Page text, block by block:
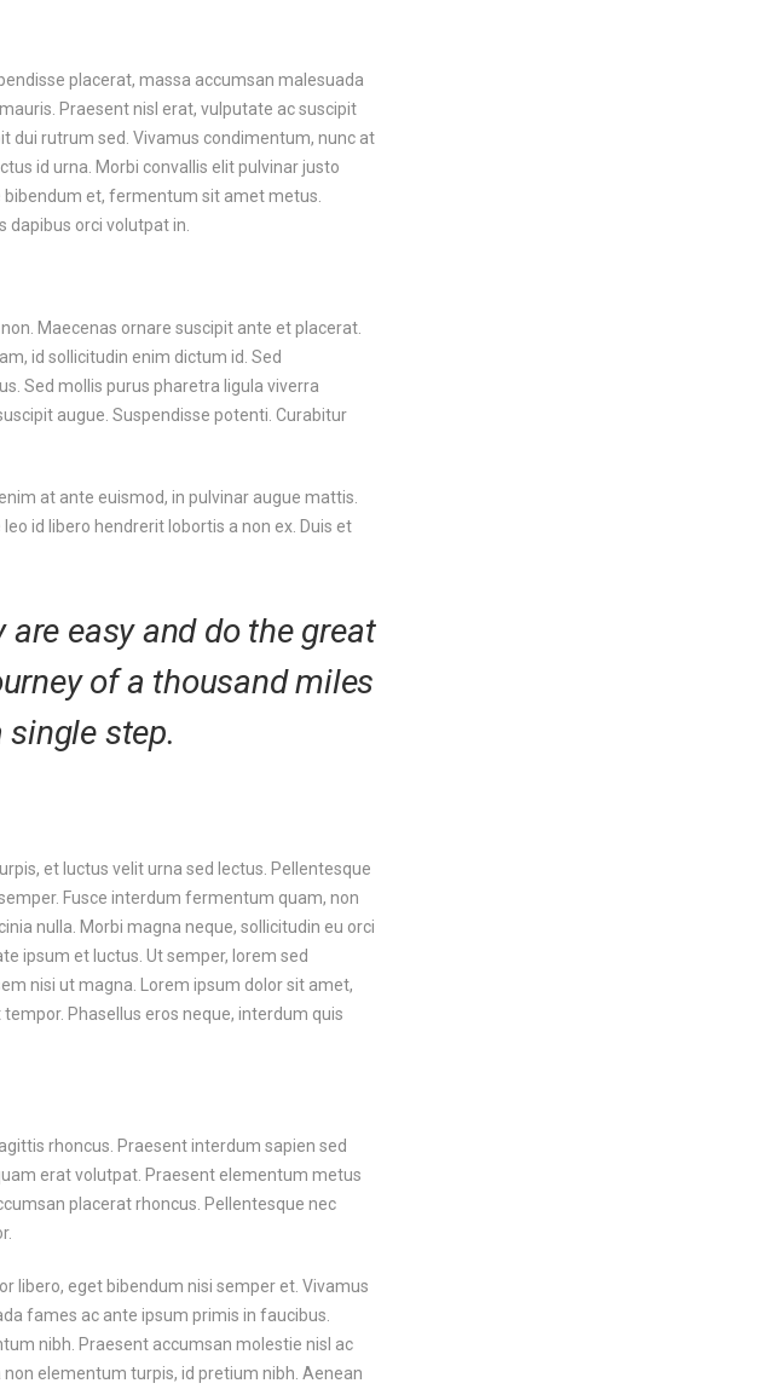
placerat, massa accumsan malesuada
Praesent nisl erat, vulputate ac suscipit
dui rutrum sed. Vivamus condimentum, nunc at
id urna. Morbi convallis elit pulvinar justo
et, fermentum sit amet metus.
dapibus orci volutpat in.
Maecenas ornare suscipit ante et placerat.
id sollicitudin enim dictum id. Sed
Sed mollis purus pharetra ligula viverra
augue. Suspendisse potenti. Curabitur
at ante euismod, in pulvinar augue mattis.
id libero hendrerit lobortis a non ex. Duis et
easy and do the great
of a thousand miles
step.
et luctus velit urna sed lectus. Pellentesque
Fusce interdum fermentum quam, non
nulla. Morbi magna neque, sollicitudin eu orci
ipsum et luctus. Ut semper, lorem sed
nisi ut magna. Lorem ipsum dolor sit amet,
Phasellus eros neque, interdum quis
rhoncus. Praesent interdum sapien sed
erat volutpat. Praesent elementum metus
placerat rhoncus. Pellentesque nec
libero, eget bibendum nisi semper et. Vivamus
fames ac ante ipsum primis in faucibus.
nibh. Praesent accumsan molestie nisl ac
elementum turpis, id pretium nibh. Aenean